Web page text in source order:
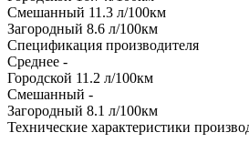
Смешанный 11.3 л/100км
Загородный 8.6 л/100км
Спецификация производителя
Среднее -
Городской 11.2 л/100км
Смешанный -
Загородный 8.1 л/100км
Технические характеристики